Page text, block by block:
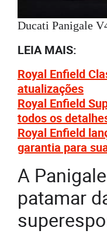
Ducati Panigale
LEIA MAIS:
Royal Enfield
atualizações
Royal Enfield
todos os
Royal Enfield
garantia para
A
patamar